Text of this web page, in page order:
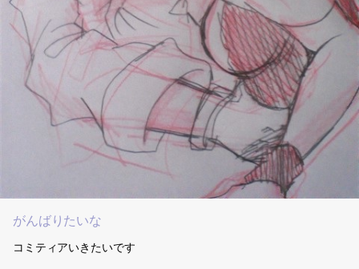
がんばりたいな
コミティアいきたいです